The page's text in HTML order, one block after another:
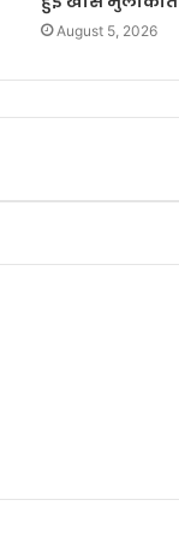
August 5, 2026